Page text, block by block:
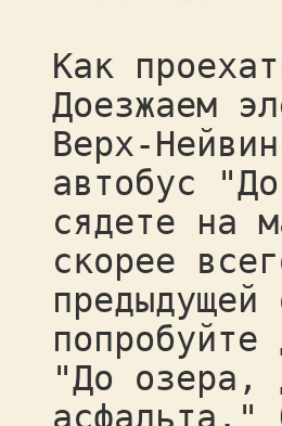
Как
Доезжаем
Верх-
автобус
сядете на
скорее
предыдущей
"До озера,
асфальта."